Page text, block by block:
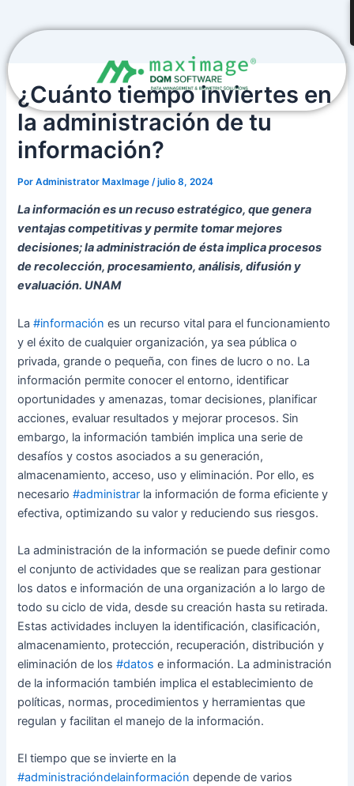
contenido
¿Cuánto tiempo inviertes en
la administración de tu
información?
PorAdministrator MaxImage /julio 8, 2024
La información es un recuso estratégico, que genera
ventajas competitivas y permite tomar mejores
decisiones; la administración de ésta implica procesos
de recolección, procesamiento, análisis, difusión y
evaluación. UNAM
La#información es un recurso vital para el funcionamiento
y el éxito de cualquier organización, ya sea pública o
privada, grande o pequeña, con fines de lucro o no. La
información permite conocer el entorno, identificar
oportunidades y amenazas, tomar decisiones, planificar
acciones, evaluar resultados y mejorar procesos. Sin
embargo, la información también implica una serie de
desafíos y costos asociados a su generación,
almacenamiento, acceso, uso y eliminación. Por ello, es
necesario#administrar la información de forma eficiente y
efectiva, optimizando su valor y reduciendo sus riesgos.
La administración de la información se puede definir como
el conjunto de actividades que se realizan para gestionar
los datos e información de una organización a lo largo de
todo su ciclo de vida, desde su creación hasta su retirada.
Estas actividades incluyen la identificación, clasificación,
almacenamiento, protección, recuperación, distribución y
eliminación de los#datos e información. La administración
de la información también implica el establecimiento de
políticas, normas, procedimientos y herramientas que
regulan y facilitan el manejo de la información.
El tiempo que se invierte en la
#administracióndelainformación depende de varios
entradas